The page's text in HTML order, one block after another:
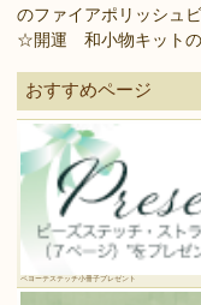
のファイアポリッシュ
☆開運 和小物キットの
おすすめページ
ペヨーテステッチ小冊子プレゼント